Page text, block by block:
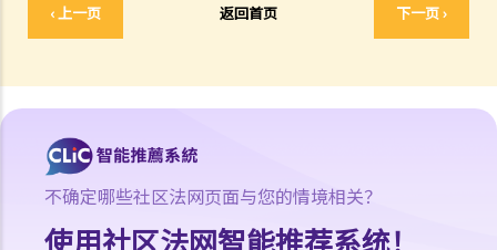
‹ 上一页 返回首页 下一页 ›
6. 作为买方，如果我要求地产代理介绍楼盘及安排我视察单位，是否一
定要签署地产代理协议？
金？
8. 如果我与某地产代理签订地产代理协议（表格4），而该代理向我介
绍一个单位，但最后我透过另一间地产代理或从卖方直接购入该单位，
情况将会怎样？
9. 如果我与某地产代理签订地产代理协议（表格4），而该代理向我介
不确定哪些社区法网页面与您的情境相关？
使用社区法网智能推荐系统！